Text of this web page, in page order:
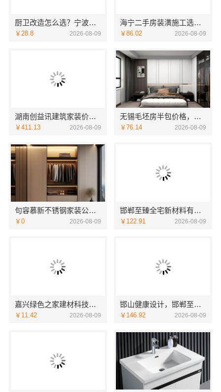
厨卫改造怎么选？宁波雅美和居建材科技整装全包设计
￥28.8 2026-08-09
海宁二手房装潢施工选嘉兴家美建材科技有限公司更省心
￥86.02 2026-08-09
湖南创益讯建筑家装价格表售后无忧更安心
￥411.13 2026-08-09
无锡毛坯房半包价格，无锡亿莱居装饰工程材料有限公司
￥76.14 2026-08-09
句容慕新不锈钢家装公司厨房案例实拍-慕新不锈钢
￥0 2026-08-09
邯郸至臻全宅新材料有限公司：邯山健康设计引领家居新风尚
￥122.91 2026-08-09
嘉兴绿色之家建材科技有限公司——本市口碑装修服务实惠优选
￥11.42 2026-08-09
邯山健康设计，邯郸至臻全宅新材料有限公司引领绿色装修新风尚
￥146.92 2026-08-09